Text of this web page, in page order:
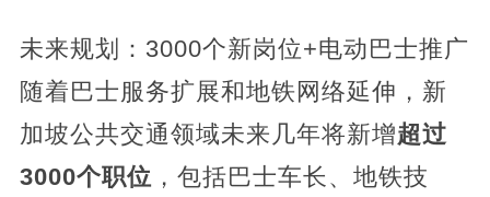
未来规划：3000个新岗位+电动巴士推广
随着巴士服务扩展和地铁网络延伸，新
加坡公共交通领域未来几年将新增超过
3000个职位 ，包括巴士车长、地铁技